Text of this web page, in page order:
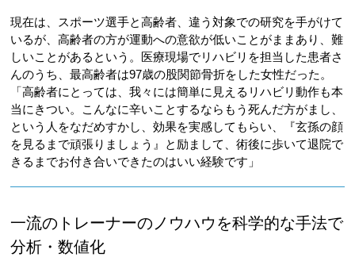
現在は、スポーツ選手と高齢者、違う対象での研究を手がけて
いるが、高齢者の方が運動への意欲が低いことがままあり、難
しいことがあるという。医療現場でリハビリを担当した患者さ
んのうち、最高齢者は97歳の股関節骨折をした女性だった。
「高齢者にとっては、我々には簡単に見えるリハビリ動作も本
当にきつい。こんなに辛いことするならもう死んだ方がまし、
という人をなだめすかし、効果を実感してもらい、『玄孫の顔
を見るまで頑張りましょう』と励まして、術後に歩いて退院で
きるまでお付き合いできたのはいい経験です」
一流のトレーナーのノウハウを科学的な手法で
分析・数値化